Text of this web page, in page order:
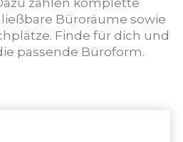
zählen komplette
Büroräume sowie
Finde für dich und
passende Büroform.